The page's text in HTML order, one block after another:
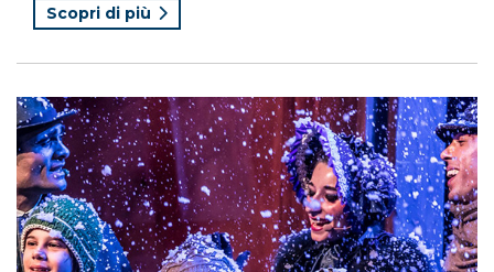
Scopri di più